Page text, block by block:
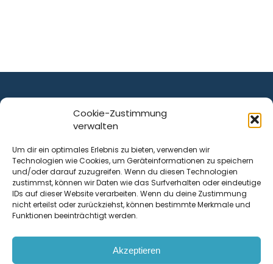
Cookie-Zustimmung
verwalten
Um dir ein optimales Erlebnis zu bieten, verwenden wir
Technologien wie Cookies, um Geräteinformationen zu speichern
und/oder darauf zuzugreifen. Wenn du diesen Technologien
zustimmst, können wir Daten wie das Surfverhalten oder eindeutige
IDs auf dieser Website verarbeiten. Wenn du deine Zustimmung
nicht erteilst oder zurückziehst, können bestimmte Merkmale und
Funktionen beeinträchtigt werden.
Akzeptieren
ist ein Service von
Krenn Real GmbH
Tischlerstraße 12
4050Traun| Österreich
Kontakt